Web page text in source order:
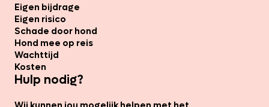
Eigen bijdrage
Eigen risico
Schade door hond
Hond mee op reis
Wachttijd
Kosten
Hulp nodig?